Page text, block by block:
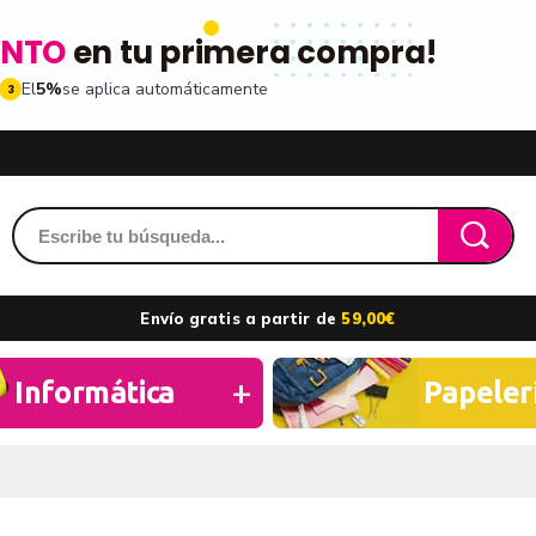
en tu primera compra!
3 El5%se aplica automáticamente
y accede a tu historial
a nuestro boletin
Accede
Recordarme
Envío gratis a partir de 59,00€
Informática